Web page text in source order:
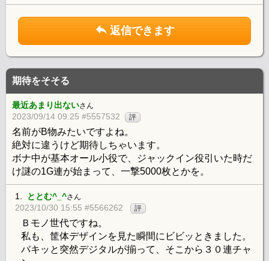
返信できます
期待をそそる
最近あまり出ないさん
2023/09/14 09:25 #5557532 評
名前がB物みたいですよね。
絶対に違うけど期待しちゃいます。
ボナ中が基本オール小役で、ジャックイン役引いた時だ
け謎の1G連が始まって、一撃5000枚とかを。
1. ととむ^_^さん
2023/10/30 15:55 #5566262 評
Ｂモノ世代ですね。
私も、筐体デザインを見た瞬間にビビッときました。
バキッと突然デジタルが揃って、そこから３０連チャ